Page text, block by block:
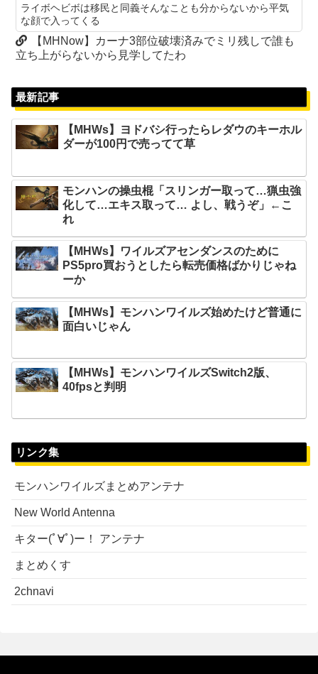
ライボヘビボは移民と同義そんなことも分からないから平気
な顔で入ってくる
【MHNow】カーナ3部位破壊済みでミリ残しで誰も
立ち上がらないから見学してたわ
最新記事
【MHWs】ヨドバシ行ったらレダウのキーホル
ダーが100円で売ってて草
モンハンの操虫棍「スリンガー取って…猟虫強
化して…エキス取って… よし、戦うぞ」←こ
れ
【MHWs】ワイルズアセンダンスのために
PS5pro買おうとしたら転売価格ばかりじゃね
ーか
【MHWs】モンハンワイルズ始めたけど普通に
面白いじゃん
【MHWs】モンハンワイルズSwitch2版、
40fpsと判明
リンク集
モンハンワイルズまとめアンテナ
New World Antenna
キター(ﾟ∀ﾟ)ー！ アンテナ
まとめくす
2chnavi